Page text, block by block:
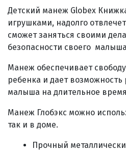
Детский манеж Globex
игрушками, надолго
сможет заняться своими
безопасности своего
Манеж обеспечивает
ребенка и дает возможность
малыша на длительное
Манеж Глобэкс можно
так и в доме.
Прочный